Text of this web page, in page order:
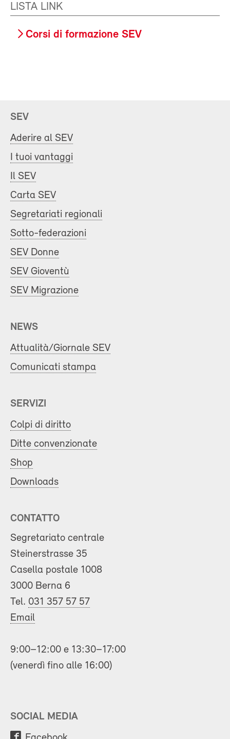
LISTA LINK
Corsi di formazione SEV
SEV
Aderire al SEV
I tuoi vantaggi
Il SEV
Carta SEV
Segretariati regionali
Sotto-federazioni
SEV Donne
SEV Gioventù
SEV Migrazione
NEWS
Attualità/Giornale SEV
Comunicati stampa
SERVIZI
Colpi di diritto
Ditte convenzionate
Shop
Downloads
CONTATTO
Segretariato centrale
Steinerstrasse 35
Casella postale 1008
3000 Berna 6
Tel. 031 357 57 57
Email
9:00–12:00 e 13:30–17:00
(venerdì fino alle 16:00)
SOCIAL MEDIA